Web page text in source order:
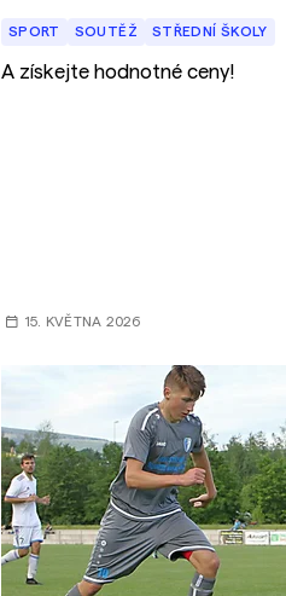
SPORT SOUTĚŽ STŘEDNÍ ŠKOLY
A získejte hodnotné ceny!
15. KVĚTNA 2026